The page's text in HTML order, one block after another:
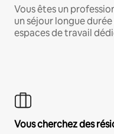
Vous êtes un
un séjour longue
espaces de travail
Vous cherchez des